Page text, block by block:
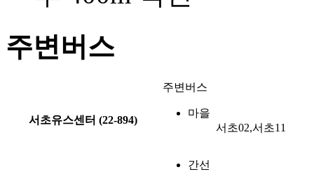
주변버스
주변버스
서초유스센터 (22-894)
마을
서초02,서초11
간선